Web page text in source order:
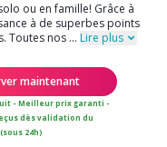
ou en famille! Grâce à
à de superbes points
Toutes nos ... Lire plus
maintenant
- Meilleur prix garanti -
dès validation du
24h)